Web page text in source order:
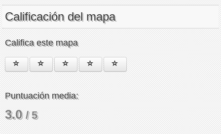
Calificación del mapa
Califica este mapa
Puntuación media:
3.0/ 5